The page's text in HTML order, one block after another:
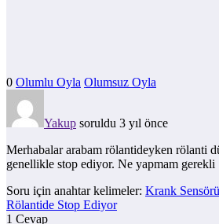
0 Olumlu Oyla Olumsuz Oyla
Yakup soruldu 3 yıl önce
Merhabalar arabam rölantideyken rölanti
genellikle stop ediyor. Ne yapmam gerekli
Soru için anahtar kelimeler: Krank Sensörü
Rölantide Stop Ediyor
1 Cevap